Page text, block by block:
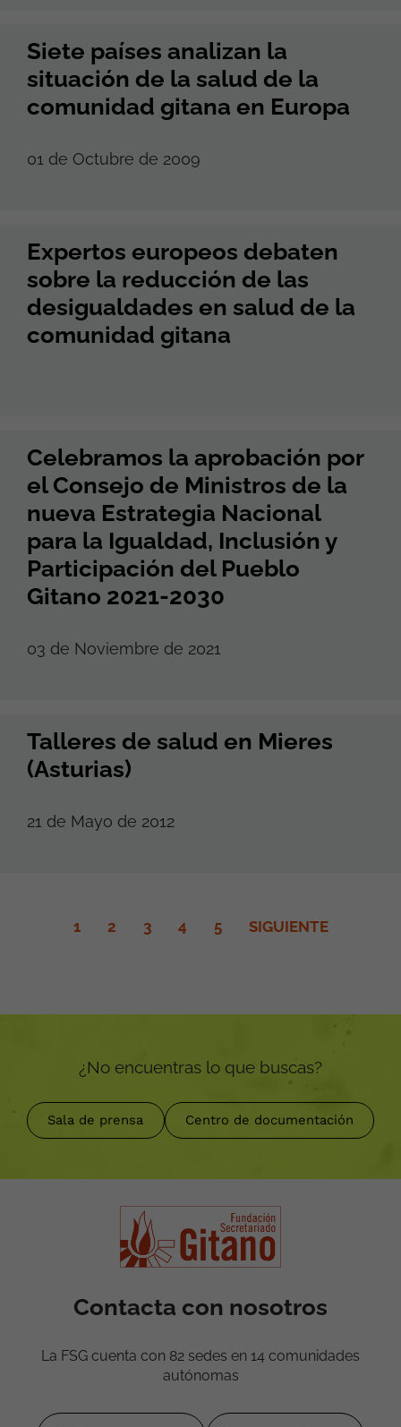
Siete países analizan la
situación de la salud de la
comunidad gitana en Europa
01 de Octubre de 2009
Expertos europeos debaten
sobre la reducción de las
desigualdades en salud de la
comunidad gitana
Celebramos la aprobación por
el Consejo de Ministros de la
nueva Estrategia Nacional
para la Igualdad, Inclusión y
Participación del Pueblo
Gitano 2021-2030
03 de Noviembre de 2021
Talleres de salud en Mieres
(Asturias)
21 de Mayo de 2012
1 2 3 4 5 SIGUIENTE
¿No encuentras lo que buscas?
Sala de prensa Centro de documentación
Contacta con nosotros
La FSG cuenta con 82 sedes en 14 comunidades
autónomas